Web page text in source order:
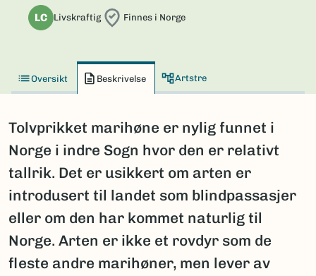
LC Livskraftig Finnes i Norge
Oversikt Beskrivelse Artstre
Tolvprikket marihøne er nylig funnet i
Norge i indre Sogn hvor den er relativt
tallrik. Det er usikkert om arten er
introdusert til landet som blindpassasjer
eller om den har kommet naturlig til
Norge. Arten er ikke et rovdyr som de
fleste andre marihøner, men lever av